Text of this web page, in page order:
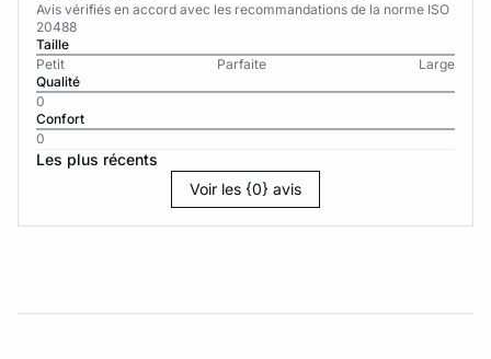
Avis vérifiés en accord avec les recommandations de la norme ISO
20488
Taille
Petit
Parfaite
Large
Qualité
0
Confort
0
Les plus récents
Voir les {0} avis